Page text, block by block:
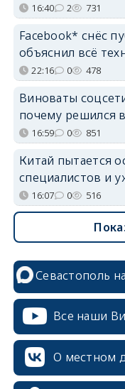
16:40 2 731
Facebook* снёс
объяснил всё
22:16 0 478
Виноваты
почему решился
16:59 0 851
Китай пытается
специалистов и
16:07 0 516
Севастополь
Все наши
О местном